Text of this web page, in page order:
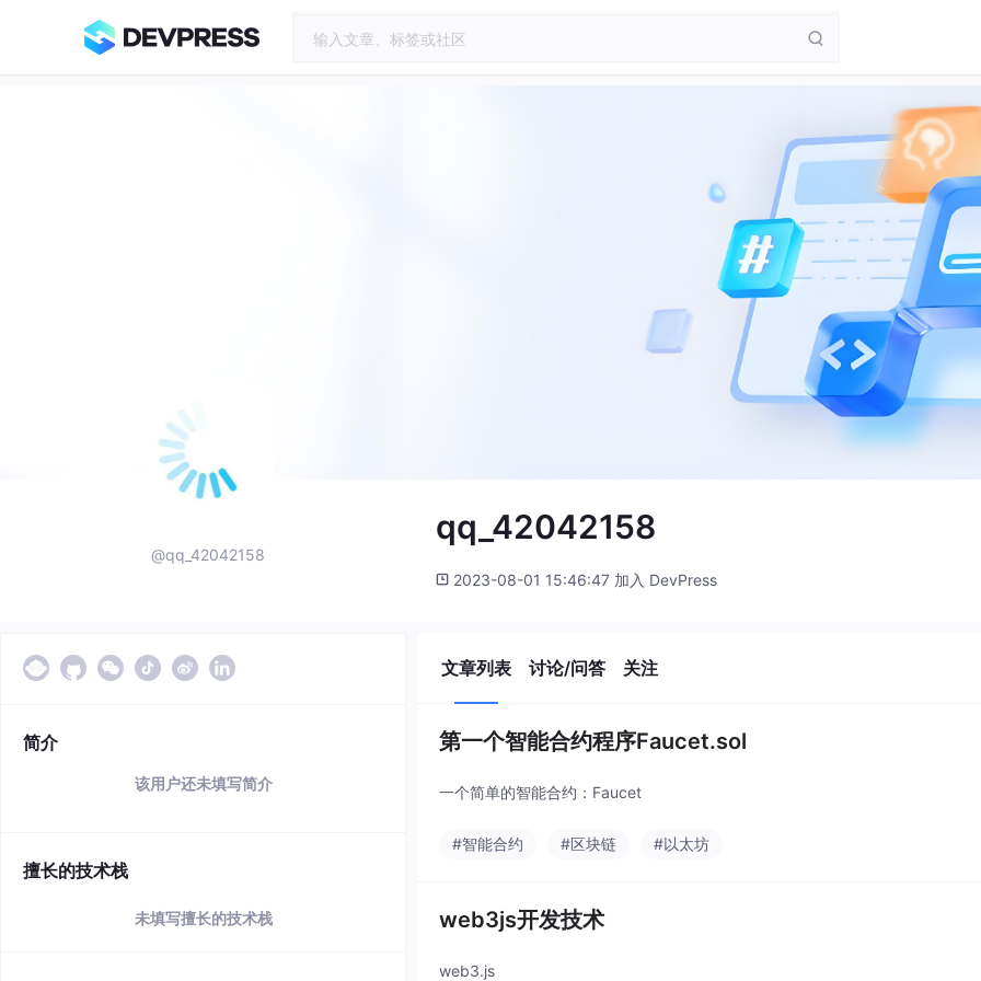
@qq_42042158
qq_42042158
2023-08-01 15:46:47 加入 DevPress
简介
该用户还未填写简介
擅长的技术栈
未填写擅长的技术栈
文章列表 讨论/问答 关注
第一个智能合约程序Faucet.sol
一个简单的智能合约：Faucet
#智能合约 #区块链 #以太坊
web3js开发技术
web3.js